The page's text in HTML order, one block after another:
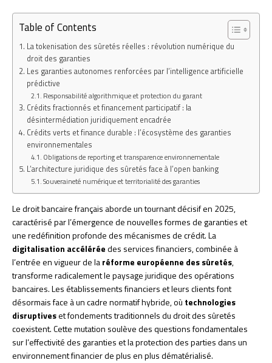
Table of Contents
La tokenisation des sûretés réelles : révolution numérique du
droit des garanties
Les garanties autonomes renforcées par l’intelligence artificielle
prédictive
Responsabilité algorithmique et protection du garant
Crédits fractionnés et financement participatif : la
désintermédiation juridiquement encadrée
Crédits verts et finance durable : l’écosystème des garanties
environnementales
Obligations de reporting et transparence environnementale
L’architecture juridique des sûretés face à l’open banking
Souveraineté numérique et territorialité des garanties
Le droit bancaire français aborde un tournant décisif en 2025,
caractérisé par l’émergence de nouvelles formes de garanties et
une redéfinition profonde des mécanismes de crédit. La
digitalisation accéléréedes services financiers, combinée à
l’entrée en vigueur de laréforme européenne des sûretés,
transforme radicalement le paysage juridique des opérations
bancaires. Les établissements financiers et leurs clients font
désormais face à un cadre normatif hybride, où technologies
disruptiveset fondements traditionnels du droit des sûretés
coexistent. Cette mutation soulève des questions fondamentales
sur l’effectivité des garanties et la protection des parties dans un
environnement financier de plus en plus dématérialisé.